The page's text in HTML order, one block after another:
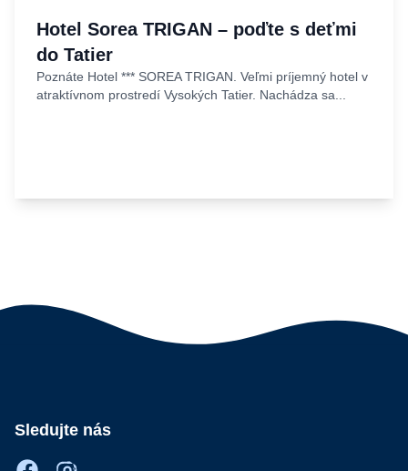
Hotel Sorea TRIGAN – poďte s deťmi
do Tatier
Poznáte Hotel *** SOREA TRIGAN. Veľmi príjemný hotel v
atraktívnom prostredí Vysokých Tatier. Nachádza sa...
Sledujte nás